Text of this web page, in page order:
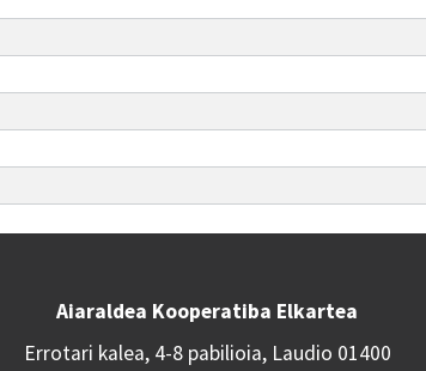
Aiaraldea Kooperatiba Elkartea
Errotari kalea, 4-8 pabilioia, Laudio 01400